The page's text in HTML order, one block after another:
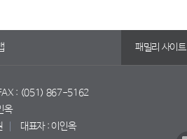
패밀리 사이트
: (051) 867-5162
옥
대표자 : 이인옥